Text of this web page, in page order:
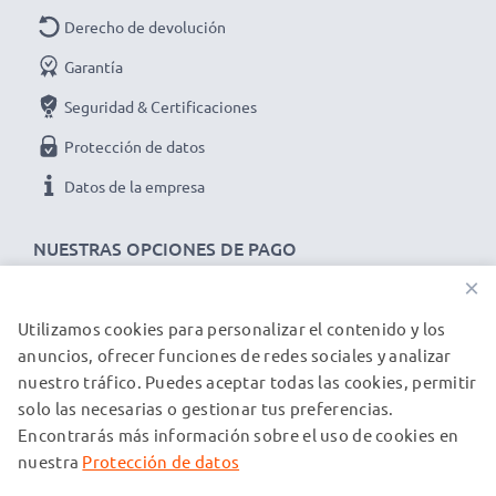
NUESTRAS OPCIONES DE PAGO
Derecho de devolución
Garantía
Seguridad & Certificaciones
Protección de datos
Datos de la empresa
NUESTROS PARTNERS DE ENVÍO
© subtel.es 2026
Todos los precios incluyen IVA y excluyen los costos de envío.
Tenga en cuenta que todas las marcas registradas que
×
Utilizamos cookies para personalizar el contenido y los
anuncios, ofrecer funciones de redes sociales y analizar
nuestro tráfico. Puedes aceptar todas las cookies, permitir
solo las necesarias o gestionar tus preferencias.
Encontrarás más información sobre el uso de cookies en
nuestra Protección de datos